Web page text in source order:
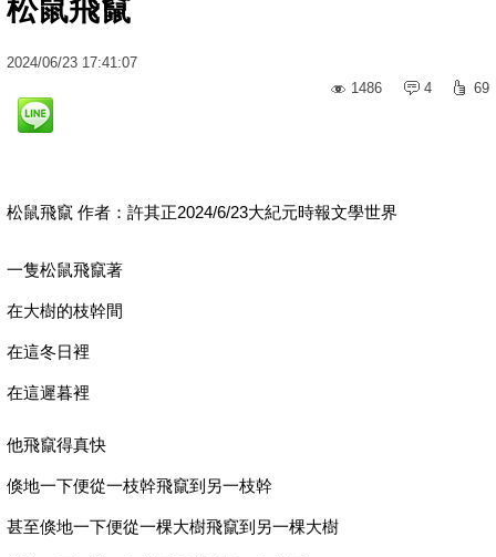
松鼠飛竄
2024/06/23 17:41:07
1486
4 69
松鼠飛竄 作者：許其正2024/6/23大紀元時報文學世界
一隻松鼠飛竄著
在大樹的枝幹間
在這冬日裡
在這遲暮裡
他飛竄得真快
倏地一下便從一枝幹飛竄到另一枝幹
甚至倏地一下便從一棵大樹飛竄到另一棵大樹